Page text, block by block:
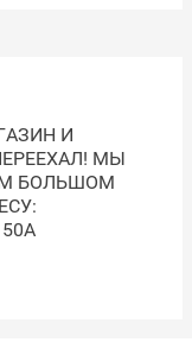
И
МЫ
БОЛЬШОМ